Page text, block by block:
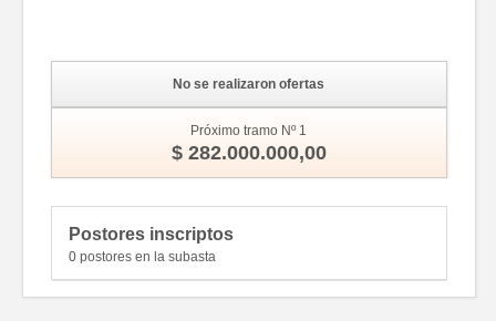
No se realizaron ofertas
Próximo tramo Nº 1
$ 282.000.000,00
Postores inscriptos
0 postores en la subasta